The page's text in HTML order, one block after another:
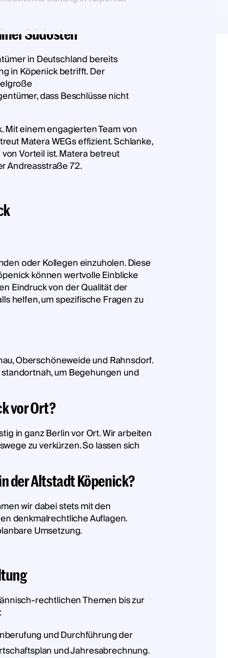
Südosten
in Deutschland bereits
in Köpenick betrifft. Der
dass Beschlüsse nicht
Mit einem engagierten Team von
Matera WEGs effizient. Schlanke,
Vorteil ist. Matera betreut
Andreasstraße 72.
oder Kollegen einzuholen. Diese
können wertvolle Einblicke
Eindruck von der Qualität der
helfen, um spezifische Fragen zu
Oberschöneweide und Rahnsdorf.
um Begehungen und
vor Ort?
in ganz Berlin vor Ort. Wir arbeiten
zu verkürzen. So lassen sich
der Altstadt Köpenick?
wir dabei stets mit den
denkmalrechtliche Auflagen.
Umsetzung.
rechtlichen Themen bis zur
und Durchführung der
und Jahresabrechnung.